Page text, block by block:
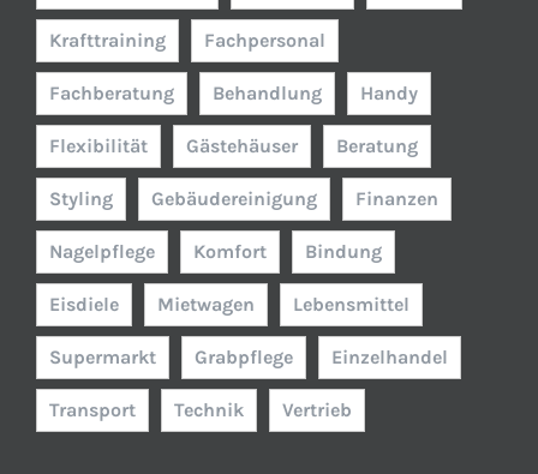
Krafttraining Fachpersonal
Fachberatung Behandlung Handy
Flexibilität Gästehäuser Beratung
Styling Gebäudereinigung Finanzen
Nagelpflege Komfort Bindung
Eisdiele Mietwagen Lebensmittel
Supermarkt Grabpflege Einzelhandel
Transport Technik Vertrieb